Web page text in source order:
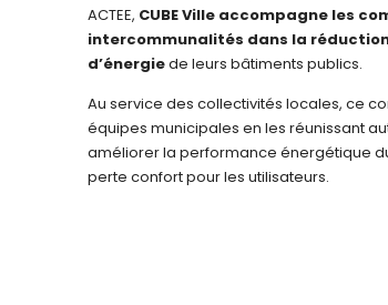
ACTEE, CUBE Ville accompagne les
intercommunalités dans la
d’énergie de leurs bâtiments publics.
Au service des collectivités locales, ce
équipes municipales en les réunissant
améliorer la performance énergétique
perte confort pour les utilisateurs.